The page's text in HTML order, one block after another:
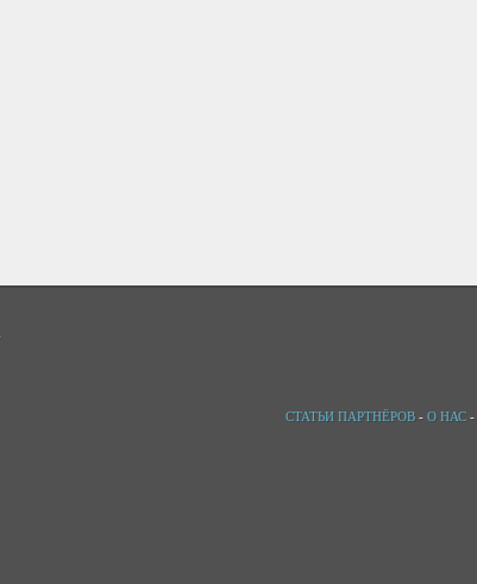
СТАТЬИ ПАРТНЁРОВ - О НАС -